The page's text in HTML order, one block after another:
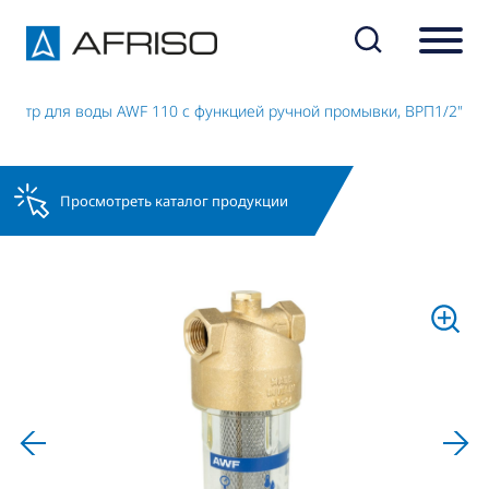
для воды AWF 110 с функцией ручной промывки, ВРП1/2"
Просмотреть каталог продукции